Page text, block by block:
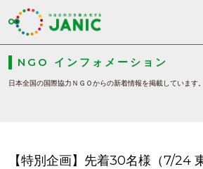
NGO インフォメーション
日本全国の国際協力ＮＧＯからの新着情報を掲載しています。
【特別企画】先着30名様（7/24